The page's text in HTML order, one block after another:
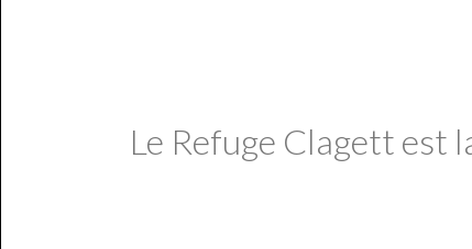
Le Refuge Clagett est